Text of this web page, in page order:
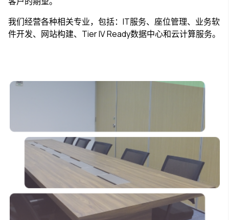
我们经营各种相关专业，包括：IT服务、座位管理、业务软
件开发、网站构建、Tier IV Ready数据中心和云计算服务。